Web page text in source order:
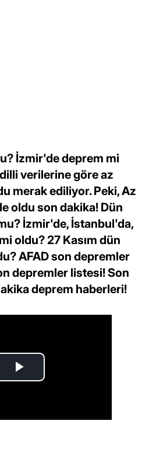
İzmir'de deprem mi
verilerine göre az
merak ediliyor. Peki, Az
oldu son dakika! Dün
İzmir'de, İstanbul'da,
oldu? 27 Kasım dün
AFAD son depremler
depremler listesi! Son
deprem haberleri!